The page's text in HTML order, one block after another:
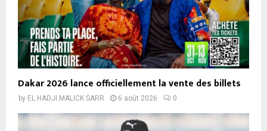
Dakar 2026 lance officiellement la vente des billets
by EL HADJI MALICK SARR 6 août 2026 0